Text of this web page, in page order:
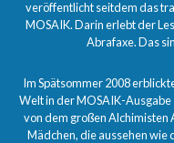
veröffentlicht seitdem das
MOSAIK. Darin erlebt der
Abrafaxe. Das
Im Spätsommer 2008
Welt in der MOSAIK-
von dem großen Alchimisten
Mädchen, die aussehen wie